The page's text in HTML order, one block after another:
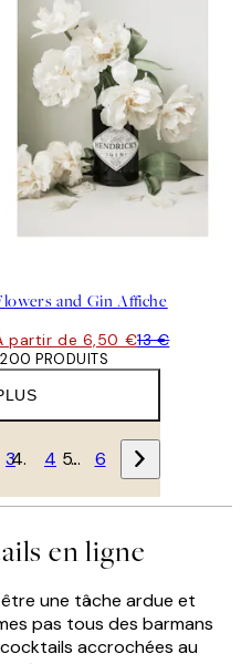
and Gin Affiche
partir de 6,50 €13 €
PRODUITS
3 4 … 6
en ligne
une tâche ardue et
pas tous des barmans
accrochées au